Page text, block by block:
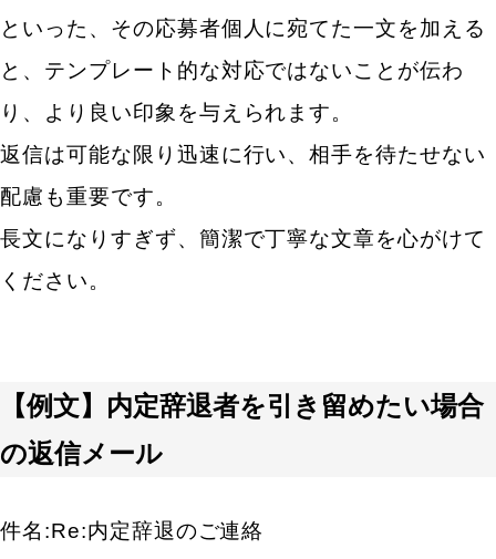
といった、その応募者個人に宛てた一文を加える
と、テンプレート的な対応ではないことが伝わ
り、より良い印象を与えられます。
返信は可能な限り迅速に行い、相手を待たせない
配慮も重要です。
長文になりすぎず、簡潔で丁寧な文章を心がけて
ください。
【例文】内定辞退者を引き留めたい場合
の返信メール
件名:Re:内定辞退のご連絡